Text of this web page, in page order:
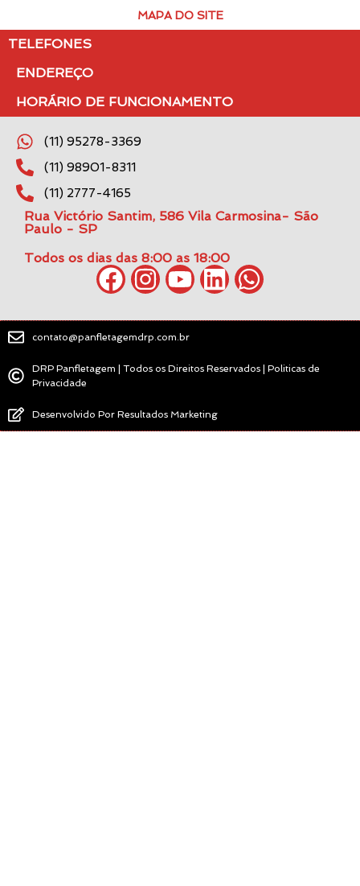
MAPA DO SITE
TELEFONES
ENDEREÇO
HORÁRIO DE FUNCIONAMENTO
(11) 95278-3369
(11) 98901-8311
(11) 2777-4165
Rua Victório Santim, 586 Vila Carmosina- São
Paulo - SP
Todos os dias das 8:00 as 18:00
contato@panfletagemdrp.com.br
DRP Panfletagem | Todos os Direitos Reservados | Politicas de
Privacidade
Desenvolvido Por Resultados Marketing